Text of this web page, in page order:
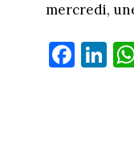
mercredi,
Fa
ce
Li
nk